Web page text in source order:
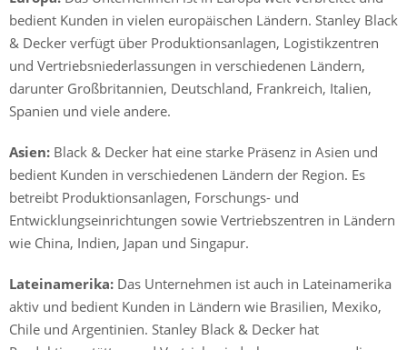
bedient Kunden in vielen europäischen Ländern. Stanley Black
& Decker verfügt über Produktionsanlagen, Logistikzentren
und Vertriebsniederlassungen in verschiedenen Ländern,
darunter Großbritannien, Deutschland, Frankreich, Italien,
Spanien und viele andere.
Asien: Black & Decker hat eine starke Präsenz in Asien und
bedient Kunden in verschiedenen Ländern der Region. Es
betreibt Produktionsanlagen, Forschungs- und
Entwicklungseinrichtungen sowie Vertriebszentren in Ländern
wie China, Indien, Japan und Singapur.
Lateinamerika: Das Unternehmen ist auch in Lateinamerika
aktiv und bedient Kunden in Ländern wie Brasilien, Mexiko,
Chile und Argentinien. Stanley Black & Decker hat